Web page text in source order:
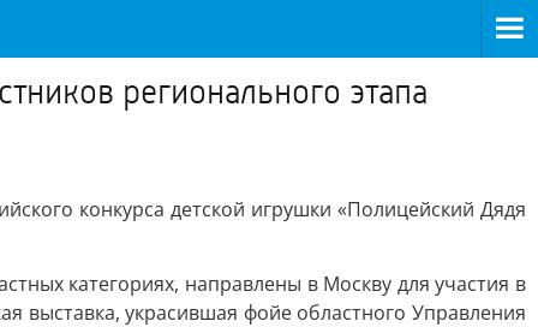
регионального этапа
конкурса детской игрушки «Полицейский Дядя
категориях, направлены в Москву для участия в
выставка, украсившая фойе областного Управления